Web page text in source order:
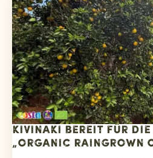
entscheiden sich
Zitrusfrüchte, die ohne
angebaut und nach der
behandelt wurden.
Kivinaki bereit für die
„Organic Raingrown